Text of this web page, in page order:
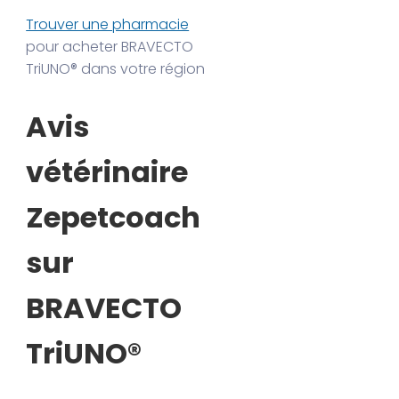
Trouver une pharmacie
pour acheter BRAVECTO
TriUNO® dans votre région
Avis
vétérinaire
Zepetcoach
sur
BRAVECTO
TriUNO®